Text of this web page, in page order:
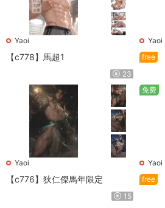
Yaoi
【c778】馬超1
23
Yaoi
free
Yaoi
【c776】狄仁傑馬年限定
15
Yaoi
free
免费